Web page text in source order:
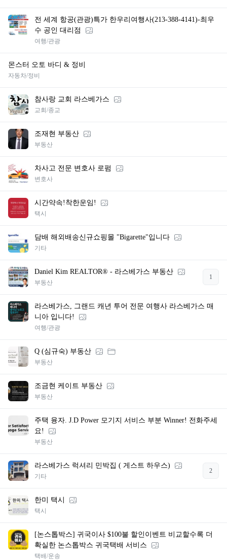
전 세계 항공(관광)특가 한우리여행사(213-388-4141)-최우
수 공인 대리점
여행/관광
몬스터 오토 바디 & 정비
자동차/정비
참사랑 교회 라스베가스
교회/종교
조재현 부동산
부동산
차사고 전문 변호사 로펌
변호사
시간약속!착한운임!
택시
담배 해외배송신규쇼핑몰 "Bigarette"입니다
기타
Daniel Kim REALTOR® - 라스베가스 부동산
부동산
1
라스베가스, 그랜드 캐년 투어 전문 여행사 라스베가스 매
니아 입니다!
여행/관광
Q (심규숙) 부동산
부동산
조금현 케이트 부동산
부동산
주택 융자. J.D Power 모기지 서비스 부분 Winner! 전화주세
요!
부동산
라스베가스 럭셔리 민박집 ( 게스트 하우스)
기타
2
한미 택시
택시
[논스톱박스] 귀국이사 $100불 할인이벤트 비교할수록 더
확실한 논스톱박스 귀국택배 서비스
택배/운송